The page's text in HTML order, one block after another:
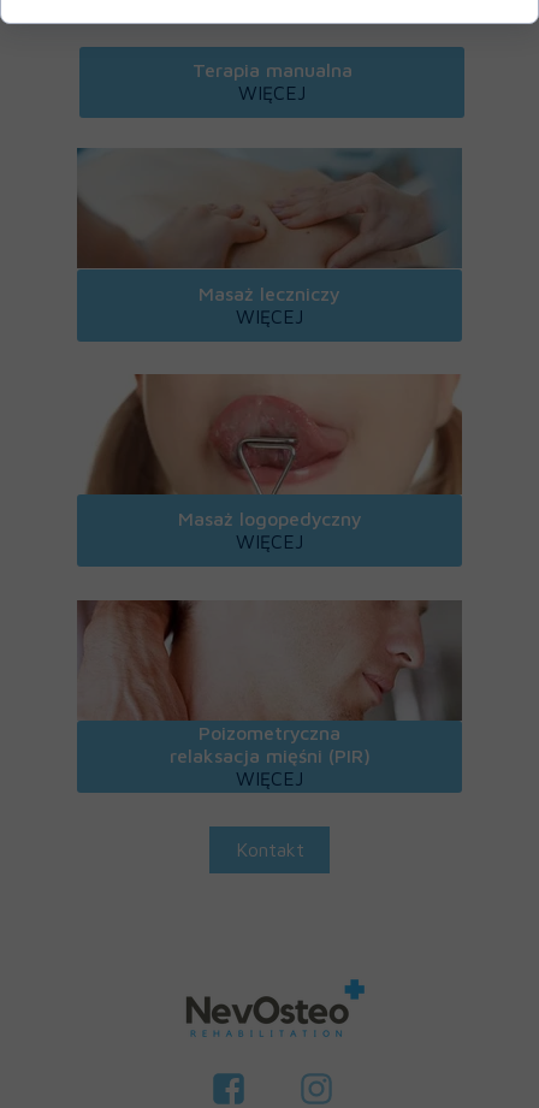
Masaż logopedyczny
WIĘCEJ
Poizometryczna
relaksacja mięśni (PIR)
WIĘCEJ
Masaż leczniczy
WIĘCEJ
Terapia manualna
WIĘCEJ
Kontakt